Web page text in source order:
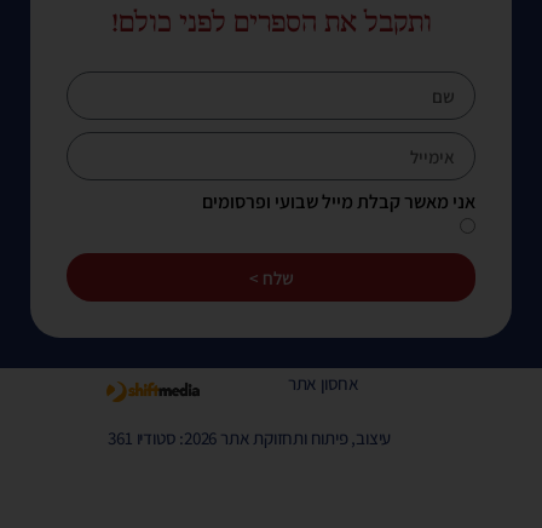
ותקבל את הספרים לפני כולם!
אני מאשר קבלת מייל שבועי ופרסומים
שלח >
אחסון אתר
עיצוב, פיתוח ותחזוקת אתר 2026: סטודיו 361